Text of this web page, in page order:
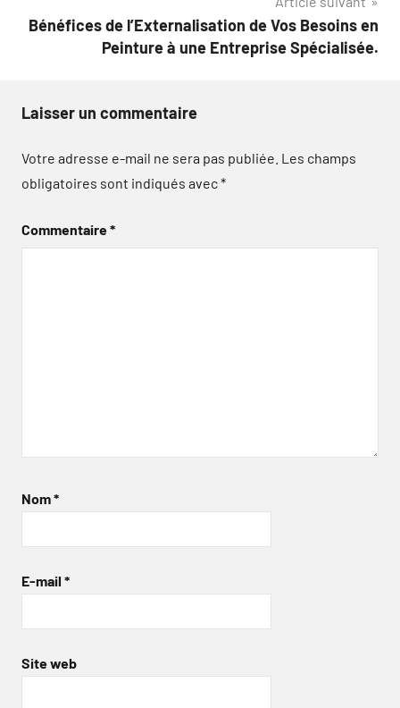
Bénéfices de l’Externalisation de Vos Besoins en
Peinture à une Entreprise Spécialisée.
Laisser un commentaire
Votre adresse e-mail ne sera pas publiée. Les champs
obligatoires sont indiqués avec*
Commentaire*
Nom*
E-mail *
Site web